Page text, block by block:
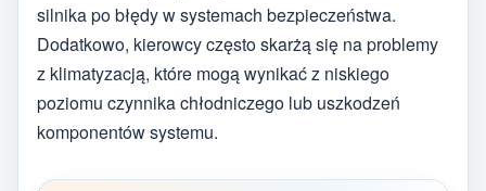
silnika po błędy w systemach bezpieczeństwa.
Dodatkowo, kierowcy często skarżą się na problemy
z klimatyzacją, które mogą wynikać z niskiego
poziomu czynnika chłodniczego lub uszkodzeń
komponentów systemu.